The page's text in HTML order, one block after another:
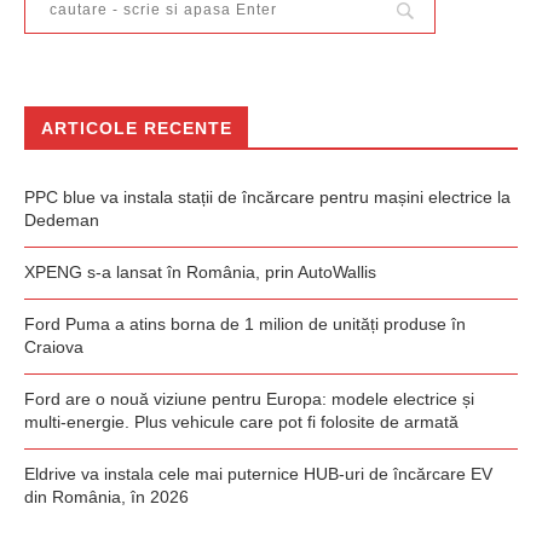
ARTICOLE RECENTE
PPC blue va instala stații de încărcare pentru mașini electrice la
Dedeman
XPENG s-a lansat în România, prin AutoWallis
Ford Puma a atins borna de 1 milion de unități produse în
Craiova
Ford are o nouă viziune pentru Europa: modele electrice și
multi-energie. Plus vehicule care pot fi folosite de armată
Eldrive va instala cele mai puternice HUB-uri de încărcare EV
din România, în 2026